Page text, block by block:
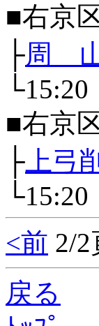
■右京
├周
■右京
├ 上弓
<前 2/2
戻る